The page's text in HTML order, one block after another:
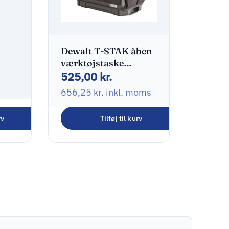
Dewalt T-STAK åben
værktøjstaske
DWST82990-1
525,00 kr.
656,25 kr. inkl. moms
Tilføj til kurv